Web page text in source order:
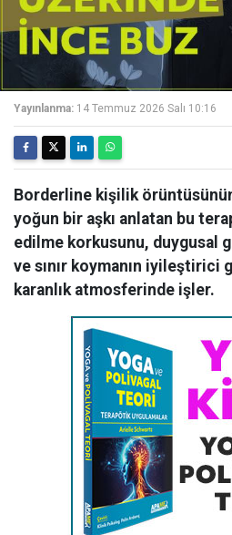
Yayınlanma: 14 Temmuz 2026 Salı 10:16
Borderline kişilik
yoğun bir aşkı anlatan bu
edilme korkusunu, duygusal
ve sınır koymanın iyileştirici
karanlık atmosferinde işler.